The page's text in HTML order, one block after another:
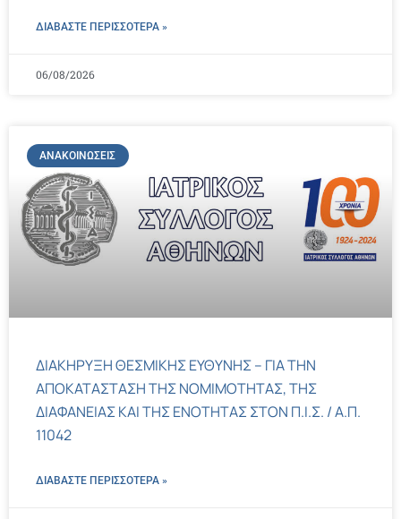
ΔΙΑΒΑΣΤΕ ΠΕΡΙΣΣΌΤΕΡΑ »
06/08/2026
ΑΝΑΚΟΙΝΏΣΕΙΣ
ΔΙΑΚΗΡΥΞΗ ΘΕΣΜΙΚΗΣ ΕΥΘΥΝΗΣ – ΓΙΑ ΤΗΝ
ΑΠΟΚΑΤΑΣΤΑΣΗ ΤΗΣ ΝΟΜΙΜΟΤΗΤΑΣ, ΤΗΣ
ΔΙΑΦΑΝΕΙΑΣ ΚΑΙ ΤΗΣ ΕΝΟΤΗΤΑΣ ΣΤΟΝ Π.Ι.Σ. / Α.Π.
11042
ΔΙΑΒΑΣΤΕ ΠΕΡΙΣΣΌΤΕΡΑ »